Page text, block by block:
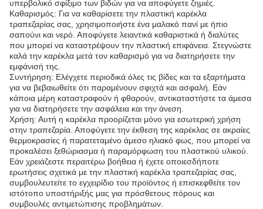
υπερβολικό σφίξιμο των βιδών για να αποφύγετε ζημιές.
Καθαρισμός: Για να καθαρίσετε την πλαστική καρέκλα
τραπεζαρίας σας, χρησιμοποιήστε ένα μαλακό πανί με ήπιο
σαπούνι και νερό. Αποφύγετε λειαντικά καθαριστικά ή διαλύτες
που μπορεί να καταστρέψουν την πλαστική επιφάνεια. Στεγνώστε
καλά την καρέκλα μετά τον καθαρισμό για να διατηρήσετε την
εμφάνισή της.
Συντήρηση: Ελέγχετε περιοδικά όλες τις βίδες και τα εξαρτήματα
για να βεβαιωθείτε ότι παραμένουν σφιχτά και ασφαλή. Εάν
κάποια μέρη καταστραφούν ή φθαρούν, αντικαταστήστε τα άμεσα
για να διατηρήσετε την ασφάλεια και την άνεση.
Χρήση: Αυτή η καρέκλα προορίζεται μόνο για εσωτερική χρήση
στην τραπεζαρία. Αποφύγετε την έκθεση της καρέκλας σε ακραίες
θερμοκρασίες ή παρατεταμένο άμεσο ηλιακό φως, που μπορεί να
προκαλέσει ξεθώριασμα ή παραμόρφωση του πλαστικού υλικού.
Εάν χρειάζεστε περαιτέρω βοήθεια ή έχετε οποιεσδήποτε
ερωτήσεις σχετικά με την πλαστική καρέκλα τραπεζαρίας σας,
συμβουλευτείτε το εγχειρίδιο του προϊόντος ή επισκεφθείτε τον
ιστότοπο υποστήριξής μας για πρόσθετους πόρους και
συμβουλές αντιμετώπισης προβλημάτων.